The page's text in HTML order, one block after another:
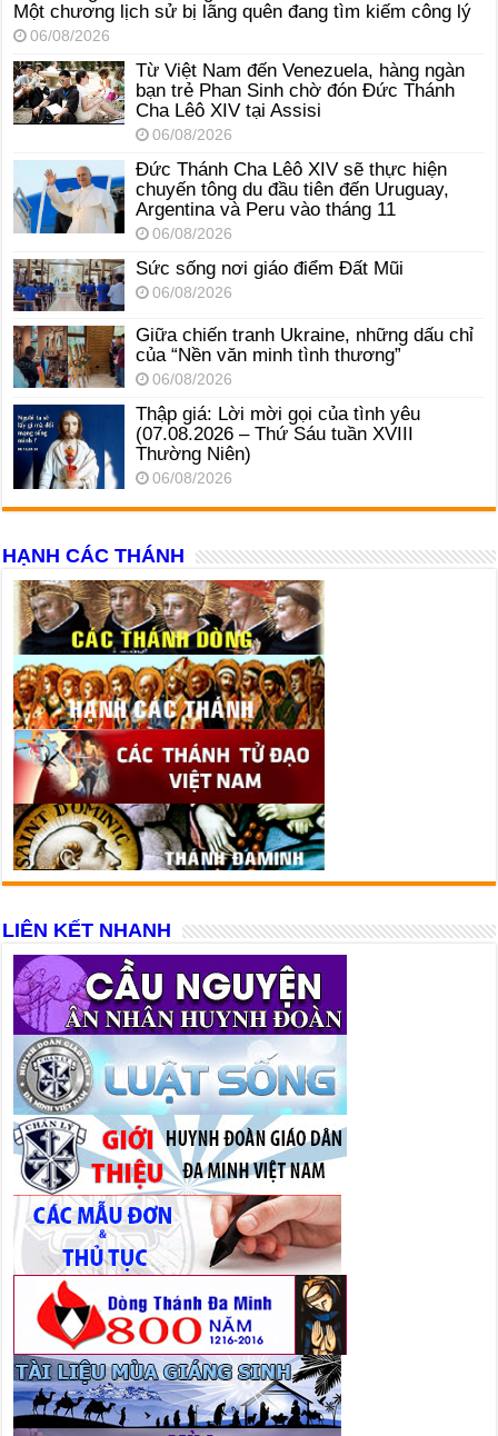
Một chương lịch sử bị lãng quên đang tìm kiếm công lý
06/08/2026
Từ Việt Nam đến Venezuela, hàng ngàn
bạn trẻ Phan Sinh chờ đón Đức Thánh
Cha Lêô XIV tại Assisi
06/08/2026
Đức Thánh Cha Lêô XIV sẽ thực hiện
chuyến tông du đầu tiên đến Uruguay,
Argentina và Peru vào tháng 11
06/08/2026
Sức sống nơi giáo điểm Đất Mũi
06/08/2026
Giữa chiến tranh Ukraine, những dấu chỉ
của “Nền văn minh tình thương”
06/08/2026
Thập giá: Lời mời gọi của tình yêu
(07.08.2026 – Thứ Sáu tuần XVIII
Thường Niên)
06/08/2026
HẠNH CÁC THÁNH
LIÊN KẾT NHANH